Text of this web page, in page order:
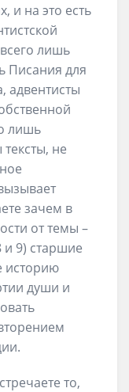
и на это есть
лишь
Писания для
адвентисты
лишь
не
зачем в
от темы –
9) старшие
историю
души и
то,